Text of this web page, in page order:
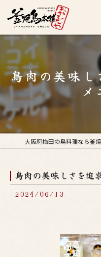
鳥肉の美味
メ
鳥肉の美味しさを追
2024/06/13